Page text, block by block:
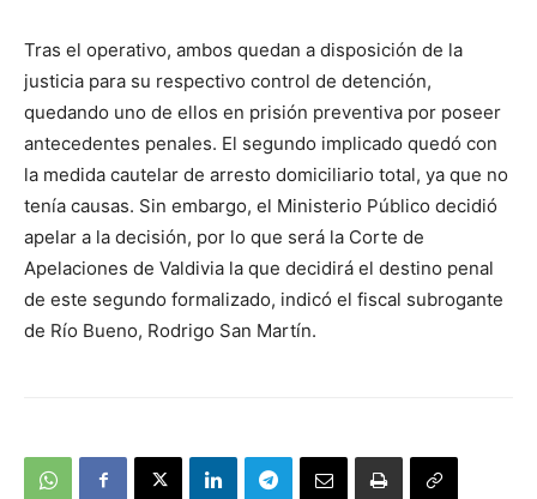
Tras el operativo, ambos quedan a disposición de la
justicia para su respectivo control de detención,
quedando uno de ellos en prisión preventiva por poseer
antecedentes penales. El segundo implicado quedó con
la medida cautelar de arresto domiciliario total, ya que no
tenía causas. Sin embargo, el Ministerio Público decidió
apelar a la decisión, por lo que será la Corte de
Apelaciones de Valdivia la que decidirá el destino penal
de este segundo formalizado, indicó el fiscal subrogante
de Río Bueno, Rodrigo San Martín.